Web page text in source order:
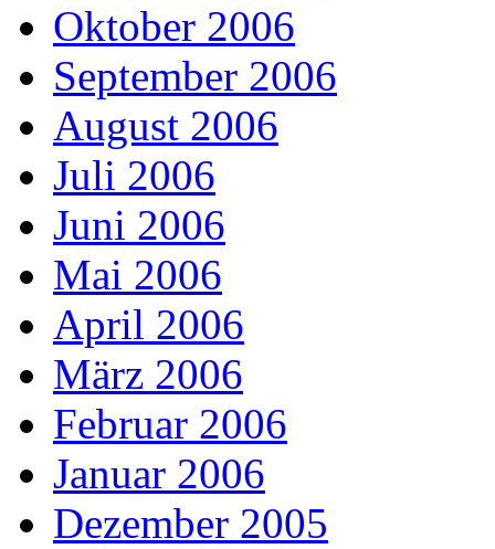
Oktober 2006
September 2006
August 2006
Juli 2006
Juni 2006
Mai 2006
April 2006
März 2006
Februar 2006
Januar 2006
Dezember 2005